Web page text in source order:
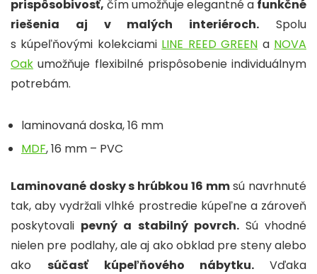
prispôsobivosť, čím umožňuje elegantné a funkčné
riešenia aj v malých interiéroch. Spolu
s kúpeľňovými kolekciami LINE REED GREEN a NOVA
Oak umožňuje flexibilné prispôsobenie individuálnym
potrebám.
laminovaná doska, 16 mm
MDF, 16 mm – PVC
Laminované dosky s hrúbkou 16 mmsú navrhnuté
tak, aby vydržali vlhké prostredie kúpeľne a zároveň
poskytovali pevný a stabilný povrch.Sú vhodné
nielen pre podlahy, ale aj ako obklad pre steny alebo
ako súčasť kúpeľňového nábytku. Vďaka